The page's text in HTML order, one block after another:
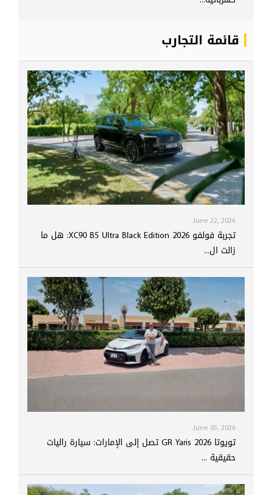
قائمة التجارب
June 22, 2026
تجربة فولفو XC90 B5 Ultra Black Edition 2026: هل ما
زالت ال...
June 05, 2026
تويوتا GR Yaris 2026 تصل إلى الإمارات: سيارة راليات
حقيقية ...